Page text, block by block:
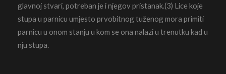
glavnoj stvari, potreban je i njegov pristanak.(3) Lice koje
stupa u parnicu umjesto prvobitnog tuženog mora primiti
parnicu u onom stanju u kom se ona nalazi u trenutku kad u
nju stupa.